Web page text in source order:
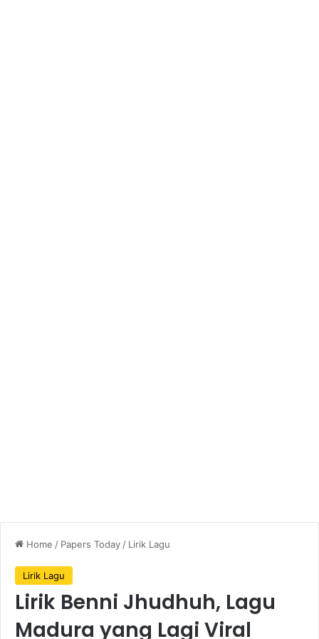
Home / Papers Today / Lirik Lagu
Lirik Lagu
Lirik Benni Jhudhuh, Lagu
Madura yang Lagi Viral